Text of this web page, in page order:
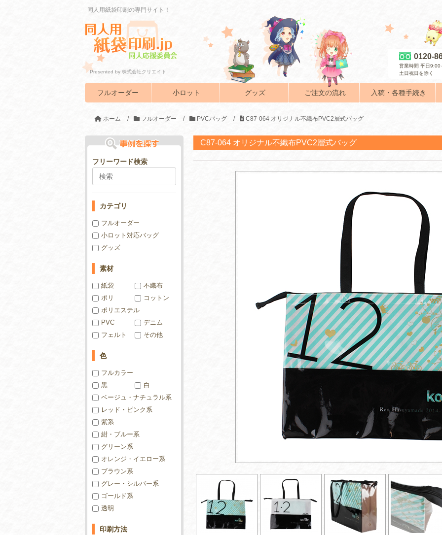
同人用紙袋印刷の専門サイト！
Presented by 株式会社クリエイト
0120-
営業時間 平日9:00
土日祝日を除く
フルオーダー 小ロット グッズ ご注文の流れ 入稿・各種手続き
ホーム / フルオーダー / PVCバッグ / C87-064 オリジナル不織布PVC2層式バッグ
C87-064 オリジナル不織布PVC2層式バッグ
フリーワード検索
カテゴリ
フルオーダー
小ロット対応バッグ
グッズ
素材
紙袋
不織布
ポリ
コットン
ポリエステル
PVC
デニム
フェルト
その他
色
フルカラー
黒
白
ベージュ・ナチュラル系
レッド・ピンク系
紫系
紺・ブルー系
グリーン系
オレンジ・イエロー系
ブラウン系
グレー・シルバー系
ゴールド系
透明
印刷方法